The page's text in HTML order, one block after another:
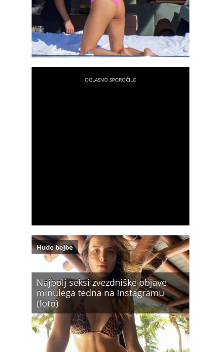
Najbolj seksi zvezdniške objave
minulega tedna na Instagramu
(foto)
Hude bejbe